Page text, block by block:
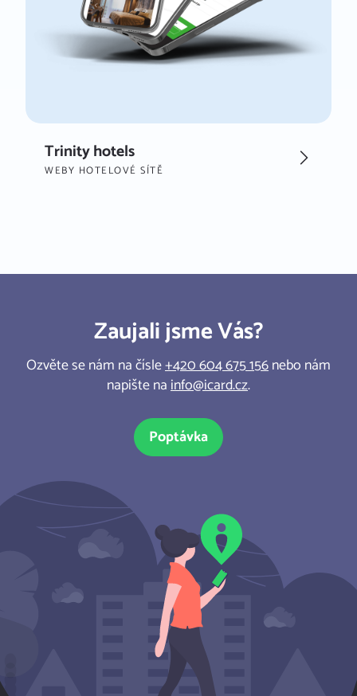
Trinity hotels
WEBY HOTELOVÉ SÍTĚ
Zaujali jsme Vás?
Ozvěte se nám na čísle+420 604 675 156nebo nám
napište nainfo@icard.cz.
Poptávka